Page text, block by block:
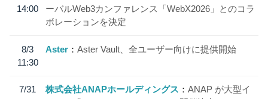
14:00
ーバルWeb3カンファレンス「WebX2026」とのコラ
ボレーションを決定
8/3
11:30
Aster Aster Vault、全ユーザー向けに提供開始
7/31
株式会社ANAPホールディングス
ANAP が大型イ